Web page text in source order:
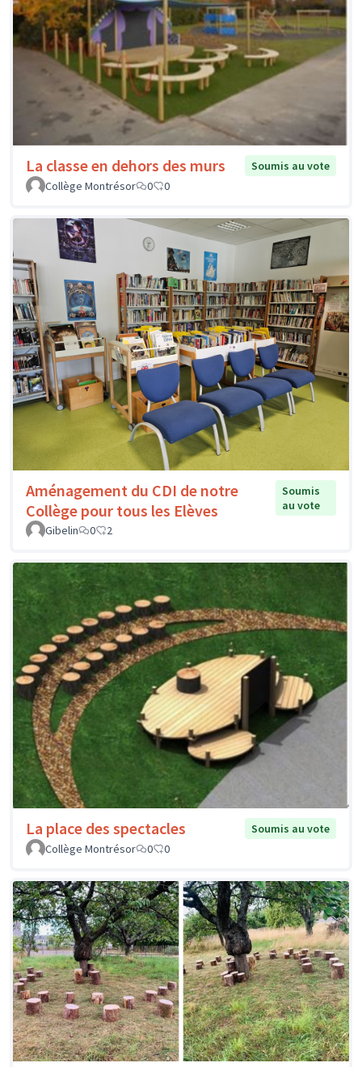
La classe en dehors des murs
Soumis au vote
Collège Montrésor
0 0
Aménagement du CDI de notre
Collège pour tous les Elèves
Soumis
au vote
Gibelin
0 2
La place des spectacles
Soumis au vote
Collège Montrésor
0 0